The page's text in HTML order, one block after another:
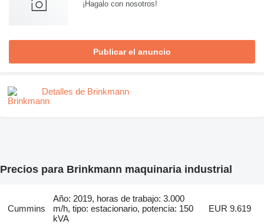
¡Hagalo con nosotros!
Publicar el anuncio
Detalles de Brinkmann
Precios para Brinkmann maquinaria industrial
Cummins
Año: 2019, horas de trabajo: 3.000
m/h, tipo: estacionario, potencia: 150
kVA
EUR 9.619